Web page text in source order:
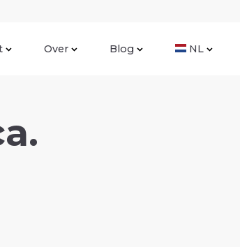
Over Blog NL